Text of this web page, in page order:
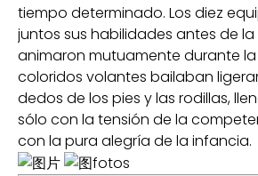
tiempo determinado. Los diez
juntos sus habilidades antes de
animaron mutuamente durante la
coloridos volantes bailaban
dedos de los pies y las rodillas,
sólo con la tensión de la
con la pura alegría de la infancia.